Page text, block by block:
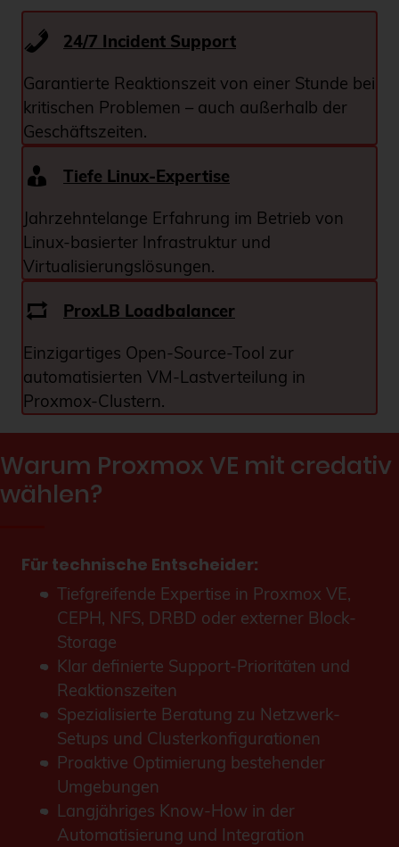
24/7 Incident Support
Garantierte Reaktionszeit von einer Stunde bei
kritischen Problemen – auch außerhalb der
Geschäftszeiten.
Tiefe Linux-Expertise
Jahrzehntelange Erfahrung im Betrieb von
Linux-basierter Infrastruktur und
Virtualisierungslösungen.
ProxLB Loadbalancer
Einzigartiges Open-Source-Tool zur
automatisierten VM-Lastverteilung in
Proxmox-Clustern.
Warum Proxmox VE mit credativ
wählen?
Für technische Entscheider:
Tiefgreifende Expertise in Proxmox VE,
CEPH, NFS, DRBD oder externer Block-
Storage
Klar definierte Support-Prioritäten und
Reaktionszeiten
Spezialisierte Beratung zu Netzwerk-
Setups und Clusterkonfigurationen
Proaktive Optimierung bestehender
Umgebungen
Langjähriges Know-How in der
Automatisierung und Integration